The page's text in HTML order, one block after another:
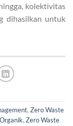
kolektivitas
dihasilkan untuk
, Zero Waste
, Zero Waste